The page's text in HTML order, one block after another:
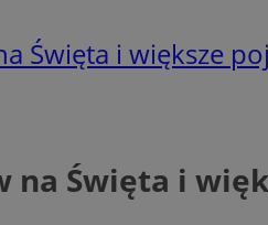
Święta i większe
na Święta i